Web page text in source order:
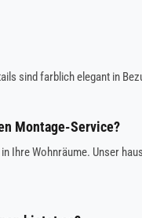
sind farblich elegant in
Montage-Service?
Ihre Wohnräume. Unser